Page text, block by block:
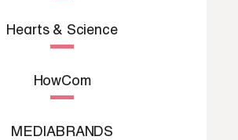
Hearts & Science
HowCom
MEDIABRANDS